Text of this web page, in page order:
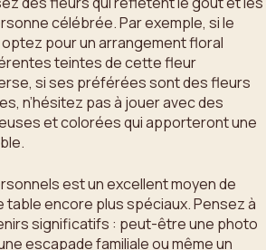
célébrée. Par exemple, si le
pour un arrangement floral
teintes de cette fleur
si ses préférées sont des fleurs
n’hésitez pas à jouer avec des
et colorées qui apporteront une
est un excellent moyen de
encore plus spéciaux. Pensez à
significatifs : peut-être une photo
escapade familiale ou même un